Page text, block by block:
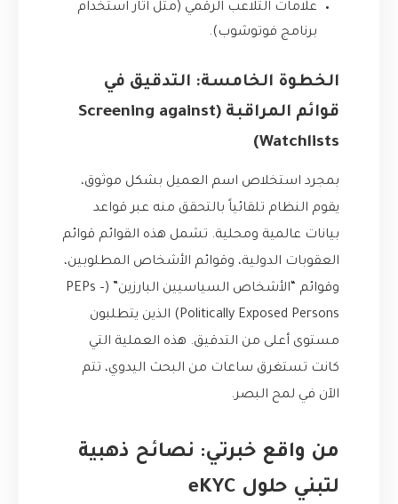
علامات التلاعب الرقمي (مثل آثار استخدام
برنامج فوتوشوب).
الخطوة الخامسة: التدقيق في
قوائم المراقبة (Screening against
Watchlists)
بمجرد استخلاص اسم العميل بشكل موثوق،
يقوم النظام تلقائياً بالتحقق منه عبر قواعد
بيانات عالمية ومحلية. تشمل هذه القوائم قوائم
العقوبات الدولية، وقوائم الأشخاص المطلوبين،
وقوائم “الأشخاص السياسيين البارزين” (PEPs –
Politically Exposed Persons) الذين يتطلبون
مستوى أعلى من التدقيق. هذه العملية التي
كانت تستغرق ساعات من البحث اليدوي، تتم
الآن في لمح البصر.
من واقع خبرتي: نصائح ذهبية
لتبني حلول eKYC